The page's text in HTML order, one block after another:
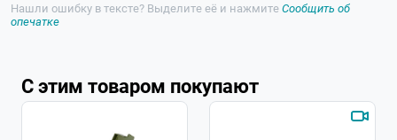
Нашли ошибку в тексте? Выделите её и нажмите Сообщить об
опечатке
С этим товаром покупают